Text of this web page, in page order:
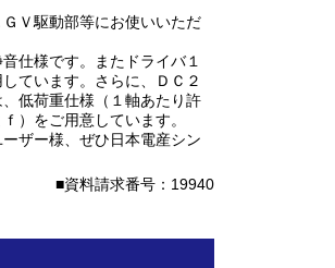
Ｖ駆動部等にお使いいただ
仕様です。またドライバ１
ています。さらに、ＤＣ２
低荷重仕様（１軸あたり許
）をご用意しています。
ザー様、ぜひ日本電産シン
資料請求番号：19940